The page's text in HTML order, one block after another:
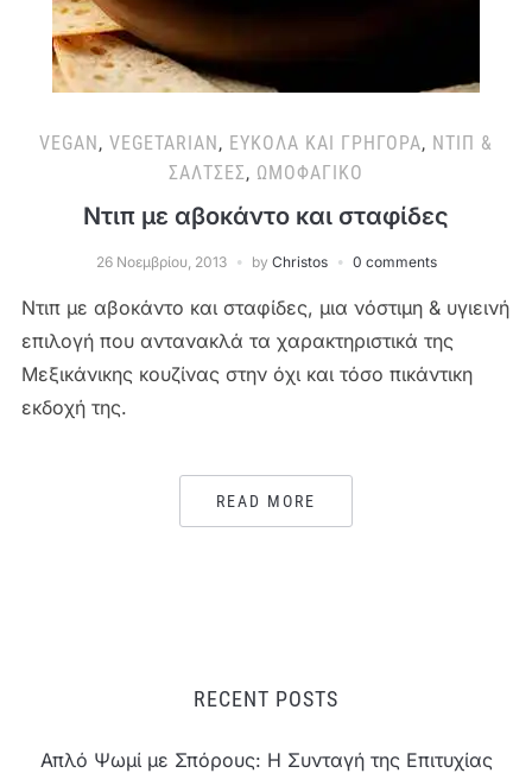
VEGAN, VEGETARIAN, ΕΎΚΟΛΑ ΚΑΙ ΓΡΉΓΟΡΑ, ΝΤΙΠ &
ΣΆΛΤΣΕΣ, ΩΜΟΦΑΓΙΚΌ
Ντιπ με αβοκάντο και σταφίδες
26 Νοεμβρίου, 2013 by Christos 0 comments
Ντιπ με αβοκάντο και σταφίδες, μια νόστιμη & υγιεινή
επιλογή που αντανακλά τα χαρακτηριστικά της
Μεξικάνικης κουζίνας στην όχι και τόσο πικάντικη
εκδοχή της.
READ MORE
RECENT POSTS
Απλό Ψωμί με Σπόρους: Η Συνταγή της Επιτυχίας